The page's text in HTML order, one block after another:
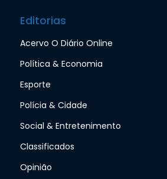
Editorias
Acervo O Diário Online
Política & Economia
Esporte
Polícia & Cidade
Social & Entretenimento
Classificados
Opinião